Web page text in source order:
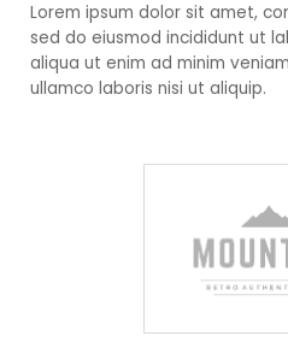
Lorem ipsum dolor sit amet,
sed do eiusmod incididunt ut
aliqua ut enim ad minim
ullamco laboris nisi ut aliquip.